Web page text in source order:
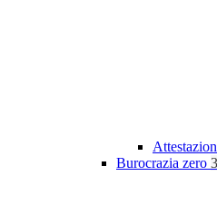
Burocrazia zero